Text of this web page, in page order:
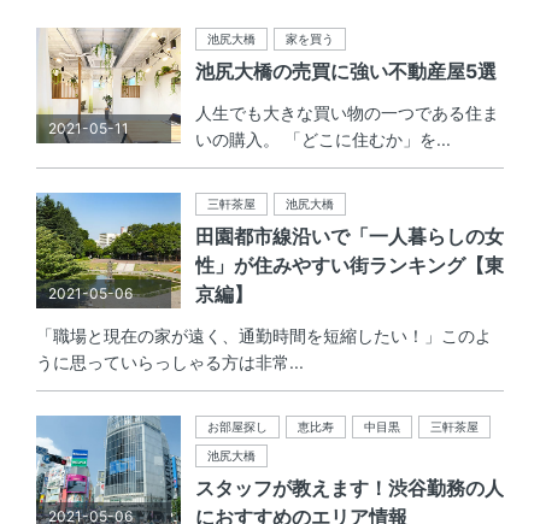
2021-05-11
池尻大橋 家を買う
池尻大橋の売買に強い不動産屋5選
人生でも大きな買い物の一つである住ま
いの購入。 「どこに住むか」を...
2021-05-06
三軒茶屋 池尻大橋
田園都市線沿いで「一人暮らしの女
性」が住みやすい街ランキング【東
京編】
「職場と現在の家が遠く、通勤時間を短縮したい！」このよ
うに思っていらっしゃる方は非常...
2021-05-06
お部屋探し 恵比寿 中目黒
三軒茶屋
池尻大橋
スタッフが教えます！渋谷勤務の人
におすすめのエリア情報